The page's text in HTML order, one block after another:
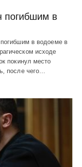
погибшим в
в водоеме в
исходе
покинул место
после чего…